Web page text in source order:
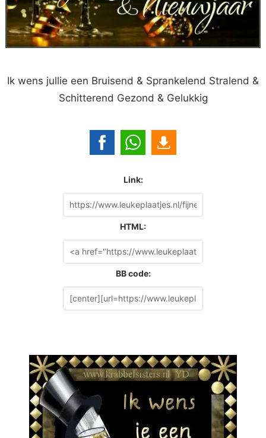
Ik wens jullie een Bruisend & Sprankelend Stralend &
Schitterend Gezond & Gelukkig
Link:
HTML:
BB code: